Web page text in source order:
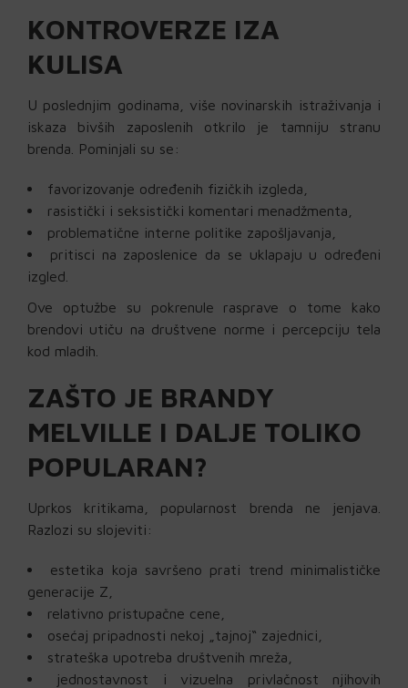
KONTROVERZE IZA
KULISA
U poslednjim godinama, više novinarskih istraživanja i
iskaza bivših zaposlenih otkrilo je tamniju stranu
brenda. Pominjali su se:
favorizovanje određenih fizičkih izgleda,
rasistički i seksistički komentari menadžmenta,
problematične interne politike zapošljavanja,
pritisci na zaposlenice da se uklapaju u određeni
izgled.
Ove optužbe su pokrenule rasprave o tome kako
brendovi utiču na društvene norme i percepciju tela
kod mladih.
ZAŠTO JE BRANDY
MELVILLE I DALJE TOLIKO
POPULARAN?
Uprkos kritikama, popularnost brenda ne jenjava.
Razlozi su slojeviti:
estetika koja savršeno prati trend minimalističke
generacije Z,
relativno pristupačne cene,
osećaj pripadnosti nekoj „tajnoj“ zajednici,
strateška upotreba društvenih mreža,
jednostavnost i vizuelna privlačnost njihovih